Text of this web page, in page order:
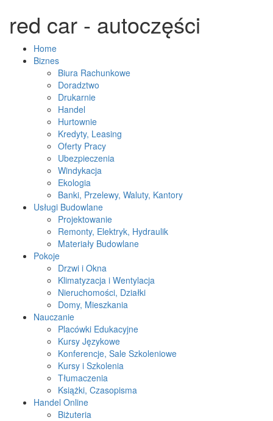
red car - autoczęści
Home
Biznes
Biura Rachunkowe
Doradztwo
Drukarnie
Handel
Hurtownie
Kredyty, Leasing
Oferty Pracy
Ubezpieczenia
Windykacja
Ekologia
Banki, Przelewy, Waluty, Kantory
Usługi Budowlane
Projektowanie
Remonty, Elektryk, Hydraulik
Materiały Budowlane
Pokoje
Drzwi i Okna
Klimatyzacja i Wentylacja
Nieruchomości, Działki
Domy, Mieszkania
Nauczanie
Placówki Edukacyjne
Kursy Językowe
Konferencje, Sale Szkoleniowe
Kursy i Szkolenia
Tłumaczenia
Książki, Czasopisma
Handel Online
Biżuteria